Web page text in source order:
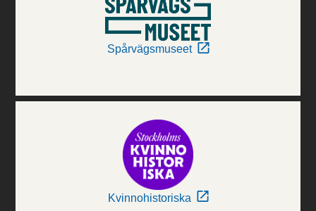
Spårvägsmuseet
Kvinnohistoriska